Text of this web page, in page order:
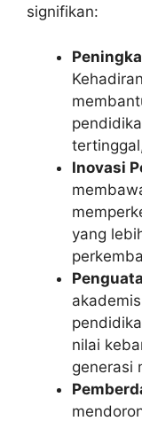
signifikan:
Inovasi
yang
nilai
generasi